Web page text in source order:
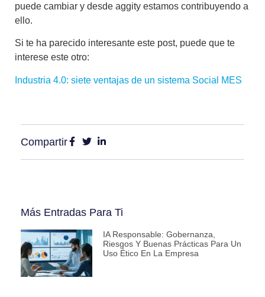
puede cambiar y desde aggity estamos contribuyendo a
ello.
Si te ha parecido interesante este post, puede que te
interese este otro:
Industria 4.0: siete ventajas de un sistema Social MES
Compartir
Más Entradas Para Ti
IA Responsable: Gobernanza,
Riesgos Y Buenas Prácticas Para Un
Uso Ético En La Empresa